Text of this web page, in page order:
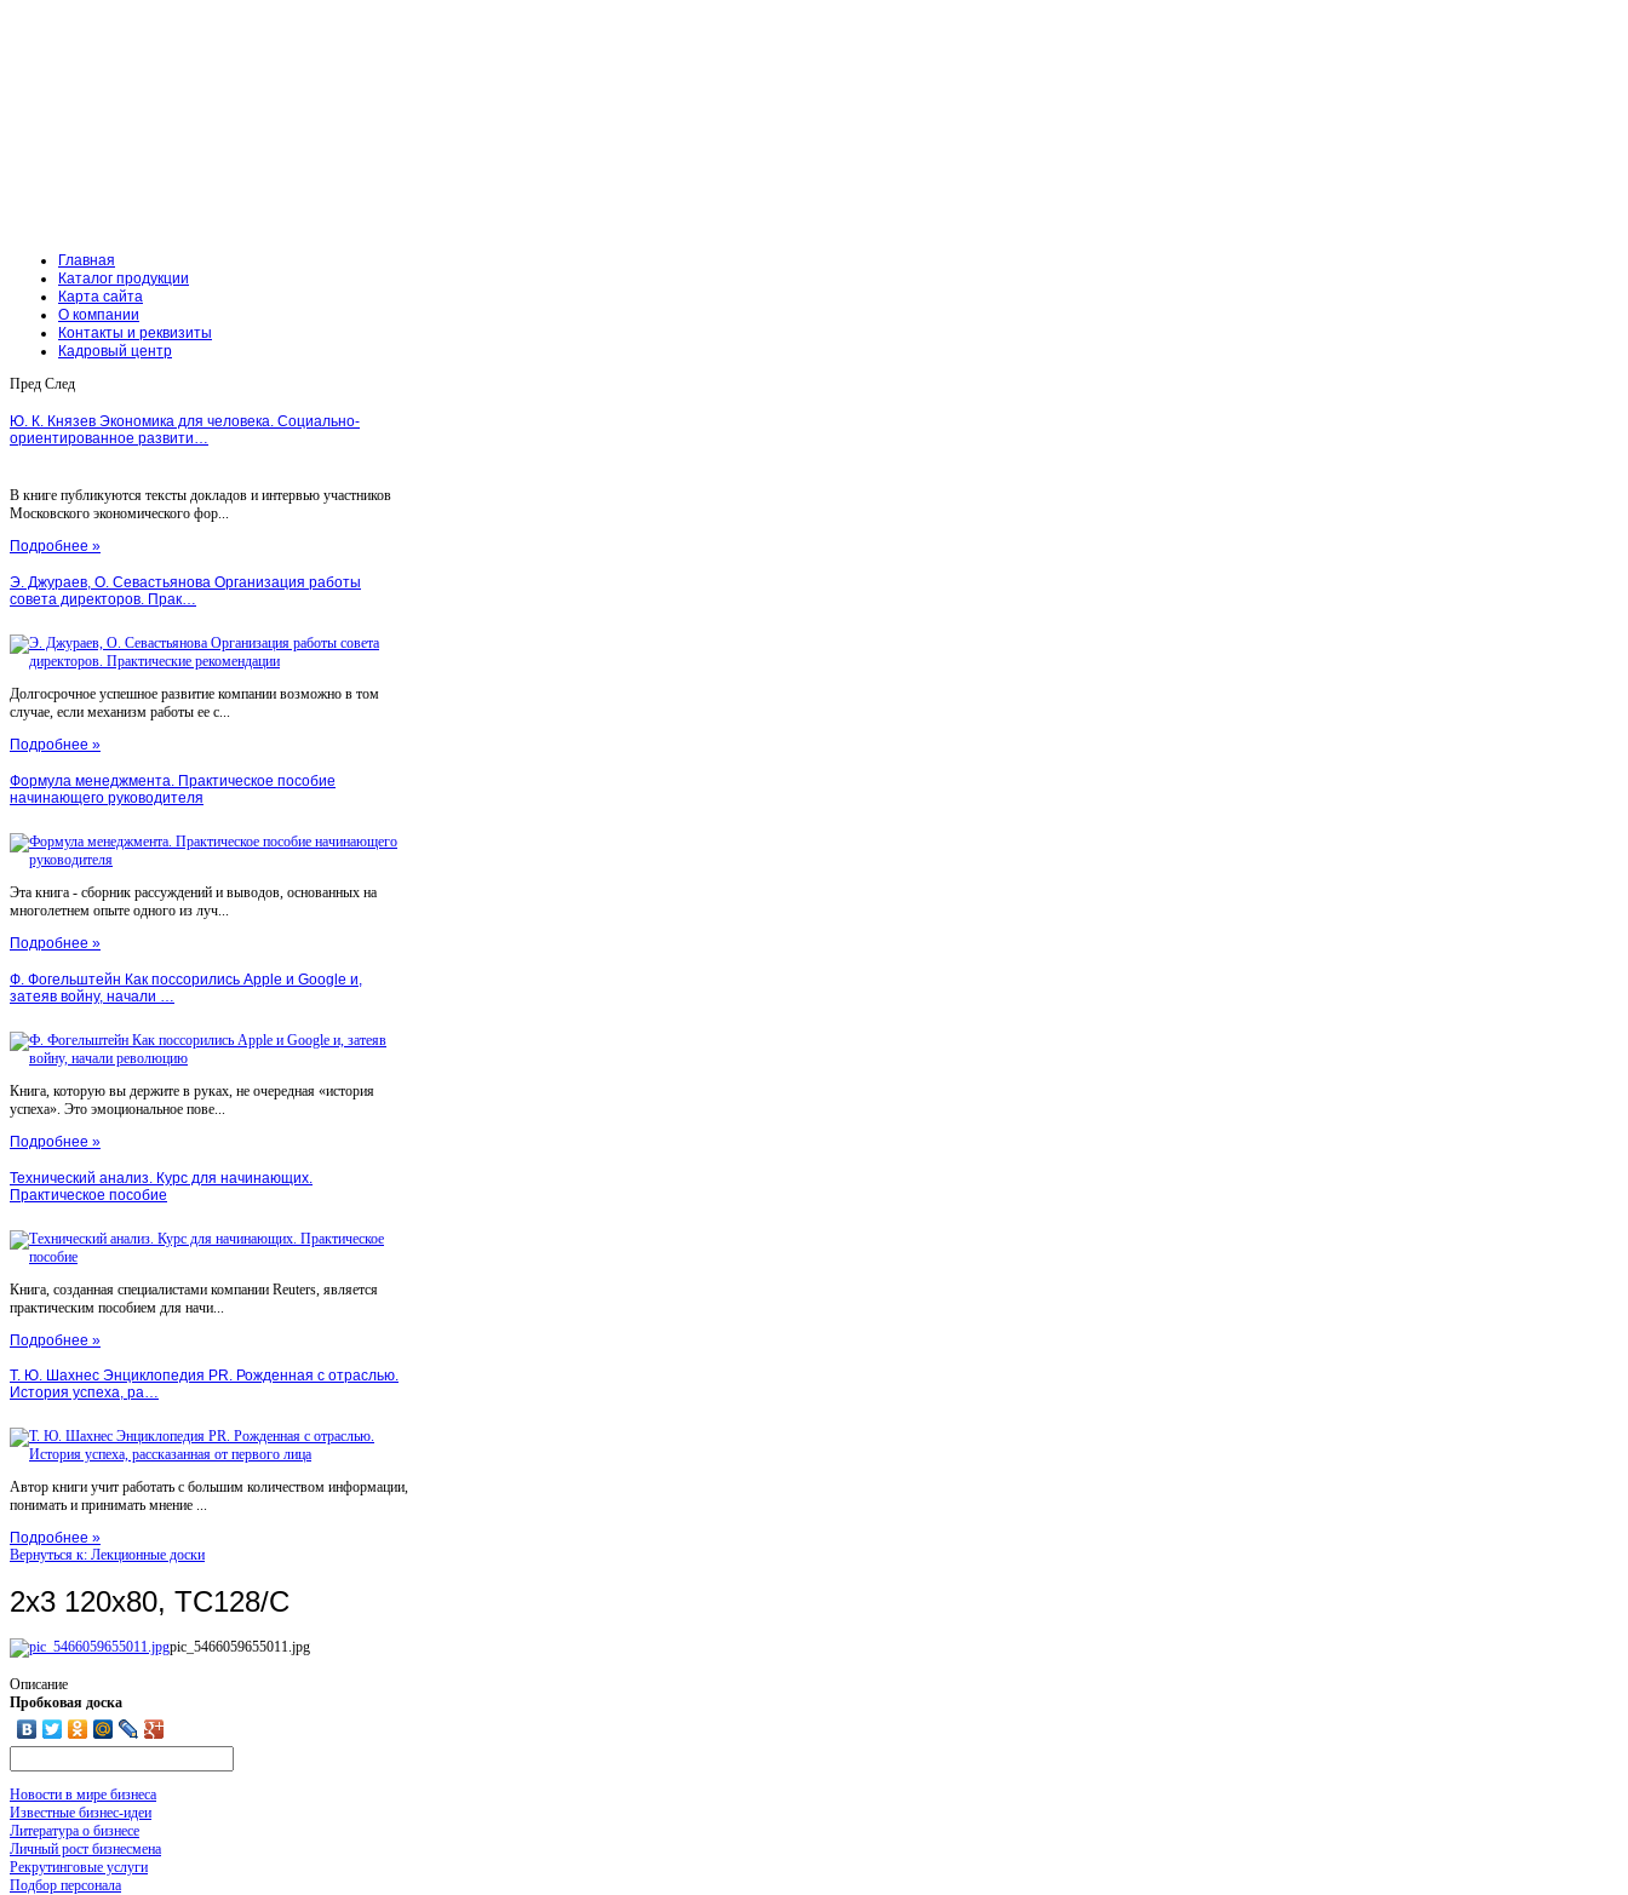
Главная
Каталог продукции
Карта сайта
О компании
Контакты и реквизиты
Кадровый центр
Пред След
Ю. К. Князев Экономика для человека. Социально-
ориентированное развити…
В книге публикуются тексты докладов и интервью участников
Московского экономического фор...
Подробнее »
Э. Джураев, О. Севастьянова Организация работы
совета директоров. Прак…
Долгосрочное успешное развитие компании возможно в том
случае, если механизм работы ее с...
Подробнее »
Формула менеджмента. Практическое пособие
начинающего руководителя
Эта книга - сборник рассуждений и выводов, основанных на
многолетнем опыте одного из луч...
Подробнее »
Ф. Фогельштейн Как поссорились Apple и Google и,
затеяв войну, начали …
Книга, которую вы держите в руках, не очередная «история
успеха». Это эмоциональное пове...
Подробнее »
Технический анализ. Курс для начинающих.
Практическое пособие
Книга, созданная специалистами компании Reuters, является
практическим пособием для начи...
Подробнее »
Т. Ю. Шахнес Энциклопедия PR. Рожденная с отраслью.
История успеха, ра…
Автор книги учит работать с большим количеством информации,
понимать и принимать мнение ...
Подробнее »
Вернуться к: Лекционные доски
2x3 120x80, TC128/C
pic_5466059655011.jpg
Описание
Пробковая доска
Новости в мире бизнеса
Известные бизнес-идеи
Литература о бизнесе
Личный рост бизнесмена
Рекрутинговые услуги
Подбор персонала